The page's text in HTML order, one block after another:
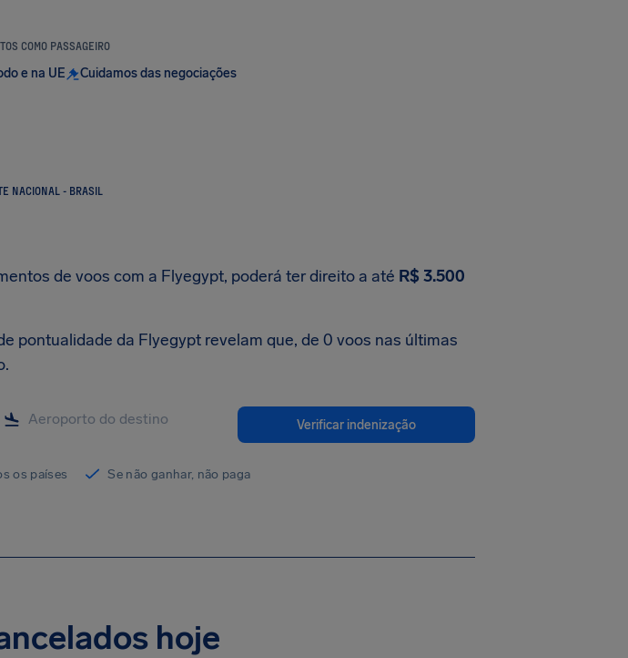
COMO PASSAGEIRO
e na UE Cuidamos das negociações
NACIONAL - BRASIL
de voos com a Flyegypt, poderá ter direito a até R$ 3.500
pontualidade da Flyegypt revelam que, de 0 voos nas últimas
Verificar indenização
os países Se não ganhar, não paga
hoje